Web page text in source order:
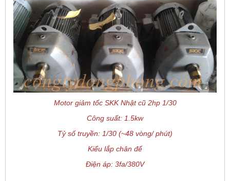
Motor giảm tốc SKK Nhật cũ 2hp 1/30
Công suất: 1.5kw
Tỷ số truyền: 1/30 (~48 vòng/ phút)
Kiểu lắp chân đế
Điện áp: 3fa/380V